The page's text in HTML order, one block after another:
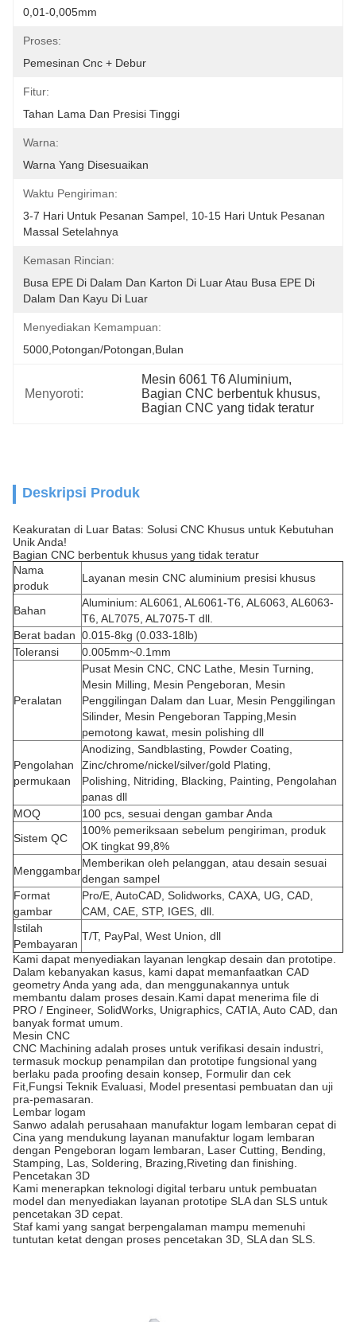
0,01-0,005mm
Proses:
Pemesinan Cnc + Debur
Fitur:
Tahan Lama Dan Presisi Tinggi
Warna:
Warna Yang Disesuaikan
Waktu Pengiriman:
3-7 Hari Untuk Pesanan Sampel, 10-15 Hari Untuk Pesanan
Massal Setelahnya
Kemasan Rincian:
Busa EPE Di Dalam Dan Karton Di Luar Atau Busa EPE Di
Dalam Dan Kayu Di Luar
Menyediakan Kemampuan:
5000,Potongan/Potongan,Bulan
Menyoroti:
Mesin 6061 T6 Aluminium,
Bagian CNC berbentuk khusus,
Bagian CNC yang tidak teratur
Deskripsi Produk
Keakuratan di Luar Batas: Solusi CNC Khusus untuk Kebutuhan
Unik Anda!
Bagian CNC berbentuk khusus yang tidak teratur
Nama
produk
Layanan mesin CNC aluminium presisi khusus
Bahan
Aluminium: AL6061, AL6061-T6, AL6063, AL6063-
T6, AL7075, AL7075-T dll.
Berat badan 0.015-8kg (0.033-18lb)
Toleransi
0.005mm~0.1mm
Peralatan
Pusat Mesin CNC, CNC Lathe, Mesin Turning,
Mesin Milling, Mesin Pengeboran, Mesin
Penggilingan Dalam dan Luar, Mesin Penggilingan
Silinder, Mesin Pengeboran Tapping,Mesin
pemotong kawat, mesin polishing dll
Pengolahan
permukaan
Anodizing, Sandblasting, Powder Coating,
Zinc/chrome/nickel/silver/gold Plating,
Polishing, Nitriding, Blacking, Painting, Pengolahan
panas dll
MOQ
100 pcs, sesuai dengan gambar Anda
Sistem QC
100% pemeriksaan sebelum pengiriman, produk
OK tingkat 99,8%
Menggambar
Memberikan oleh pelanggan, atau desain sesuai
dengan sampel
Format
gambar
Pro/E, AutoCAD, Solidworks, CAXA, UG, CAD,
CAM, CAE, STP, IGES, dll.
Istilah
Pembayaran
T/T, PayPal, West Union, dll
Kami dapat menyediakan layanan lengkap desain dan prototipe.
Dalam kebanyakan kasus, kami dapat memanfaatkan CAD
geometry Anda yang ada, dan menggunakannya untuk
membantu dalam proses desain.Kami dapat menerima file di
PRO / Engineer, SolidWorks, Unigraphics, CATIA, Auto CAD, dan
banyak format umum.
Mesin CNC
CNC Machining adalah proses untuk verifikasi desain industri,
termasuk mockup penampilan dan prototipe fungsional yang
berlaku pada proofing desain konsep, Formulir dan cek
Fit,Fungsi Teknik Evaluasi, Model presentasi pembuatan dan uji
pra-pemasaran.
Lembar logam
Sanwo adalah perusahaan manufaktur logam lembaran cepat di
Cina yang mendukung layanan manufaktur logam lembaran
dengan Pengeboran logam lembaran, Laser Cutting, Bending,
Stamping, Las, Soldering, Brazing,Riveting dan finishing.
Pencetakan 3D
Kami menerapkan teknologi digital terbaru untuk pembuatan
model dan menyediakan layanan prototipe SLA dan SLS untuk
pencetakan 3D cepat.
Staf kami yang sangat berpengalaman mampu memenuhi
tuntutan ketat dengan proses pencetakan 3D, SLA dan SLS.